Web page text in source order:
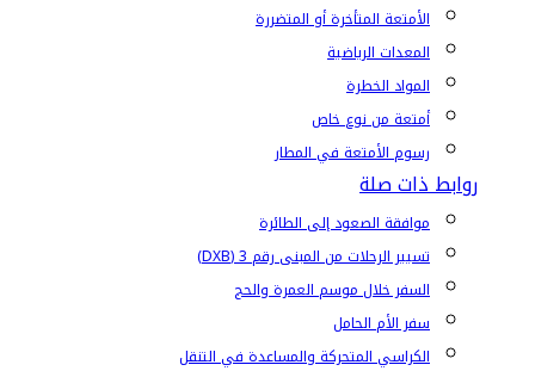
الأمتعة المتأخرة أو المتضررة
المعدات الرياضية
المواد الخطرة
أمتعة من نوع خاص
رسوم الأمتعة في المطار
روابط ذات صلة
موافقة الصعود إلى الطائرة
تسيير الرحلات من المبنى رقم 3 (DXB)
السفر خلال موسم العمرة والحج
سفر الأم الحامل
الكراسي المتحركة والمساعدة في التنقل